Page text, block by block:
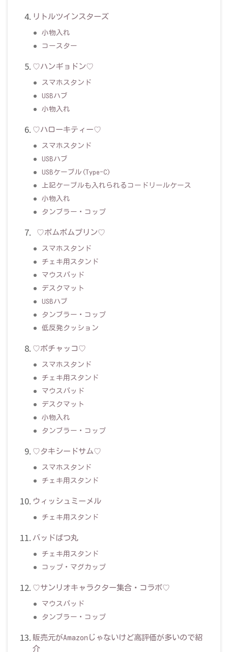
リトルツインスターズ
小物入れ
コースター
♡ハンギョドン♡
スマホスタンド
USBハブ
小物入れ
♡ハローキティー♡
スマホスタンド
USBハブ
USBケーブル(Type-C)
上記ケーブルも入れられるコードリールケース
小物入れ
タンブラー・コップ
♡ポムポムプリン♡
スマホスタンド
チェキ用スタンド
マウスパッド
デスクマット
USBハブ
タンブラー・コップ
低反発クッション
♡ポチャッコ♡
スマホスタンド
チェキ用スタンド
マウスパッド
デスクマット
小物入れ
タンブラー・コップ
♡タキシードサム♡
スマホスタンド
チェキ用スタンド
ウィッシュミーメル
チェキ用スタンド
バッドばつ丸
チェキ用スタンド
コップ・マグカップ
♡サンリオキャラクター集合・コラボ♡
マウスパッド
タンブラー・コップ
販売元がAmazonじゃないけど高評価が多いので紹
介